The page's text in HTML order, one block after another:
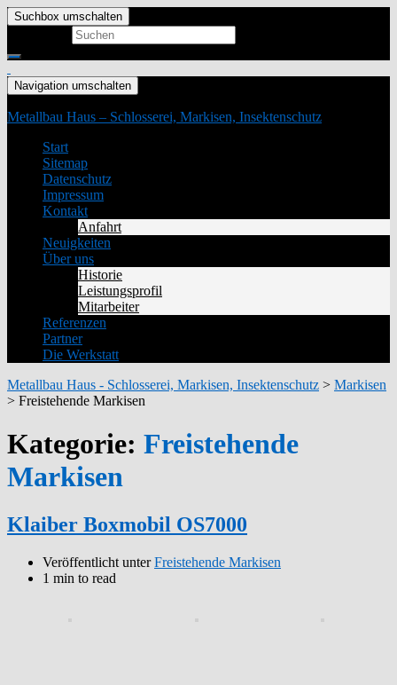
Suchbox umschalten
Navigation umschalten
Metallbau Haus – Schlosserei, Markisen, Insektenschutz
Start
Sitemap
Datenschutz
Impressum
Kontakt
Anfahrt
Neuigkeiten
Über uns
Historie
Leistungsprofil
Mitarbeiter
Referenzen
Partner
Die Werkstatt
Metallbau Haus - Schlosserei, Markisen, Insektenschutz > Markisen
> Freistehende Markisen
Kategorie: Freistehende
Markisen
Klaiber Boxmobil OS7000
Veröffentlicht unterFreistehende Markisen
1 min to read